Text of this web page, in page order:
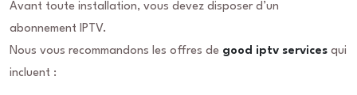
Avant toute installation, vous devez disposer d’un
abonnement IPTV.
Nous vous recommandons les offres de good iptv services qui
incluent :